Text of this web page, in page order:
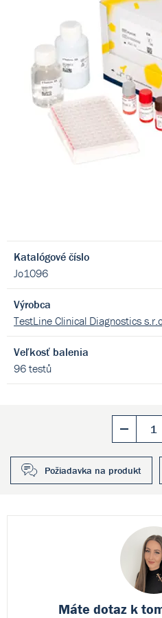
Katalógové číslo
Jo1096
Výrobca
TestLine Clinical Diagnostics
Veľkosť balenia
96 testů
Požiadavka na produkt
Máte dotaz k